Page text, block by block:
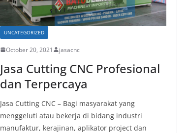
UNCATEGORIZED
October 20, 2021 jasacnc
Jasa Cutting CNC Profesional
dan Terpercaya
Jasa Cutting CNC – Bagi masyarakat yang
menggeluti atau bekerja di bidang industri
manufaktur, kerajinan, aplikator project dan